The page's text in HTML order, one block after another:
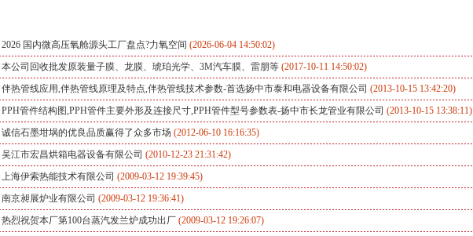
2026 国内微高压氧舱源头工厂盘点?力氧空间 (2026-06-04 14:50:02)
本公司回收批发原装量子膜、龙膜、琥珀光学、3M汽车膜、雷朋等 (2017-10-11 14:50:02)
伴热管线应用,伴热管线原理及特点,伴热管线技术参数-首选扬中市泰和电器设备有限公司 (2013-10-15 13:42:20)
PPH管件结构图,PPH管件主要外形及连接尺寸,PPH管件型号参数表-扬中市长龙管业有限公司 (2013-10-15 13:38:11)
诚信石墨坩埚的优良品质赢得了众多市场 (2012-06-10 16:16:35)
吴江市宏昌烘箱电器设备有限公司 (2010-12-23 21:31:42)
上海伊索热能技术有限公司 (2009-03-12 19:39:45)
南京昶展炉业有限公司 (2009-03-12 19:36:41)
热烈祝贺本厂第100台蒸汽发兰炉成功出厂 (2009-03-12 19:26:07)